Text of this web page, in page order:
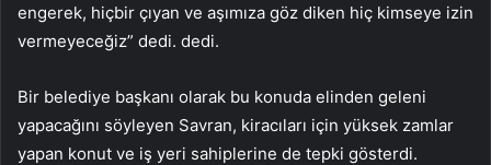
engerek, hiçbir çıyan ve aşımıza göz diken hiç kimseye izin
vermeyeceğiz” dedi. dedi.
Bir belediye başkanı olarak bu konuda elinden geleni
yapacağını söyleyen Savran, kiracıları için yüksek zamlar
yapan konut ve iş yeri sahiplerine de tepki gösterdi.